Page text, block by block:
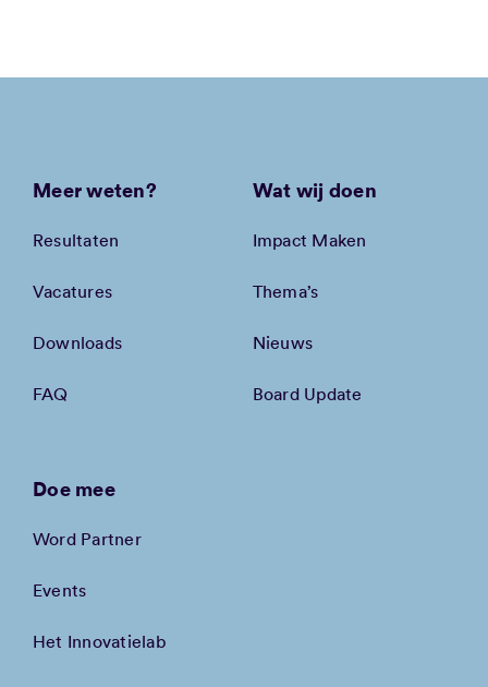
Meer weten?
Resultaten
Vacatures
Downloads
FAQ
Wat wij doen
Impact Maken
Thema’s
Nieuws
Board Update
Doe mee
Word Partner
Events
Het Innovatielab